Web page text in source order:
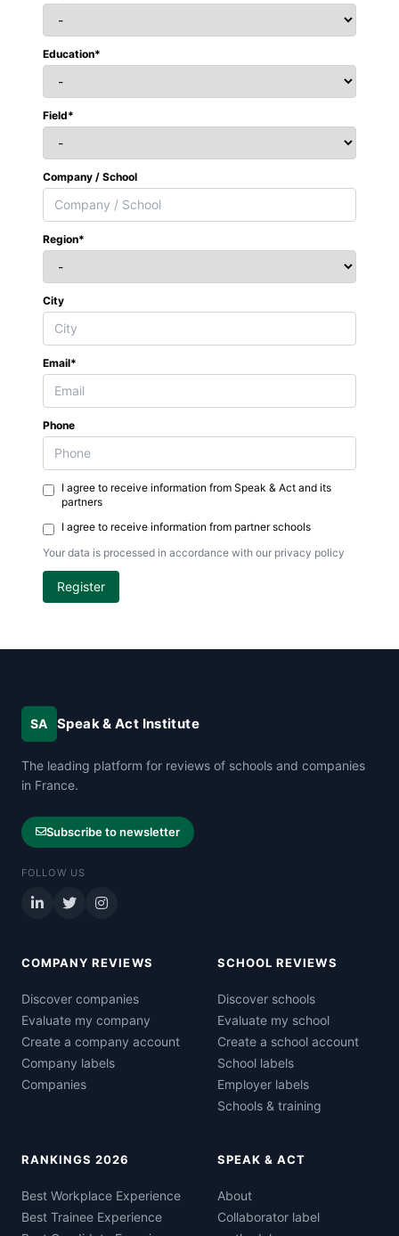
Education*
Field*
Company / School
Region*
City
Email*
Phone
I agree to receive information from Speak & Act and its
partners
I agree to receive information from partner schools
Your data is processed in accordance with our privacy policy
Register
SA Speak & Act Institute
The leading platform for reviews of schools and companies
in France.
Subscribe to newsletter
FOLLOW US
COMPANY REVIEWS
Discover companies
Evaluate my company
Create a company account
Company labels
Companies
SCHOOL REVIEWS
Discover schools
Evaluate my school
Create a school account
School labels
Employer labels
Schools & training
RANKINGS 2026
Best Workplace Experience
Best Trainee Experience
SPEAK & ACT
About
Collaborator label